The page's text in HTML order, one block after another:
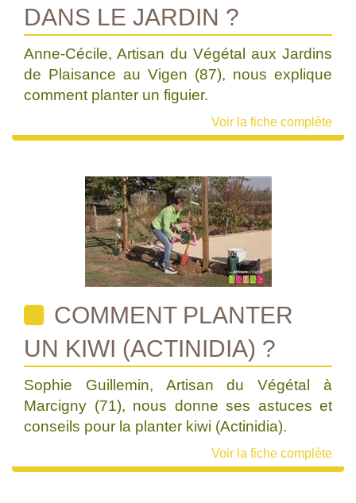
DANS LE JARDIN ?
Anne-Cécile, Artisan du Végétal aux Jardins
de Plaisance au Vigen (87), nous explique
comment planter un figuier.
Voir la fiche complète
COMMENT PLANTER
UN KIWI (ACTINIDIA) ?
Sophie Guillemin, Artisan du Végétal à
Marcigny (71), nous donne ses astuces et
conseils pour la planter kiwi (Actinidia).
Voir la fiche complète